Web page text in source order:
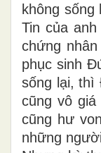
không
Tin của
chứng
phục sinh
sống lại, thì
cũng vô
cũng hư
những